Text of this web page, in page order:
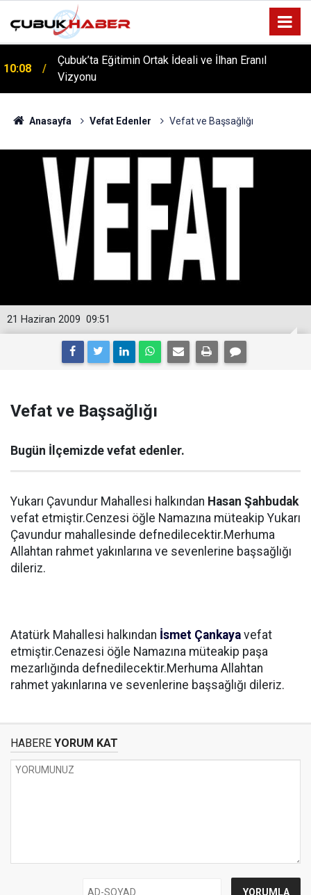
10:08
Çubuk’ta Eğitimin Ortak İdeali ve İlhan Eranıl
Vizyonu
Anasayfa Vefat Edenler Vefat ve Başsağlığı
09:51
21 Haziran 2009
Vefat ve Başsağlığı
Bugün İlçemizde vefat edenler.
Yukarı Çavundur Mahallesi halkından Hasan Şahbudak
vefat etmiştir.Cenzesi öğle Namazına müteakip Yukarı
Çavundur mahallesinde defnedilecektir.Merhuma
Allahtan rahmet yakınlarına ve sevenlerine başsağlığı
dileriz.
Atatürk Mahallesi halkından İsmet Çankaya vefat
etmiştir.Cenazesi öğle Namazına müteakip paşa
mezarlığında defnedilecektir.Merhuma Allahtan
rahmet yakınlarına ve sevenlerine başsağlığı dileriz.
HABERE YORUM KAT